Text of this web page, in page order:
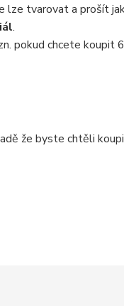
lze tvarovat a prošít
.
pokud chcete koupit
že byste chtěli